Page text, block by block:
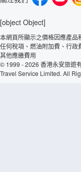
[object Object]
本網頁所顯示之價格因應產
任何稅項、燃油附加費、行政
其他應繳費用
© 1999 - 2026 香港永安旅遊
Travel Service Limited. All